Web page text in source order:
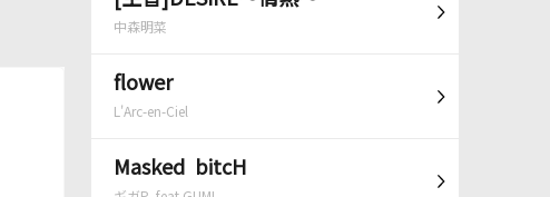
中森明菜
flower
L'Arc-en-Ciel
Masked bitcH